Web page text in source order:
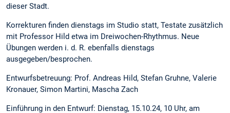
dieser Stadt.
Korrekturen finden dienstags im Studio statt, Testate zusätzlich
mit Professor Hild etwa im Dreiwochen-Rhythmus. Neue
Übungen werden i. d. R. ebenfalls dienstags
ausgegeben/besprochen.
Entwurfsbetreuung: Prof. Andreas Hild, Stefan Gruhne, Valerie
Kronauer, Simon Martini, Mascha Zach
Einführung in den Entwurf: Dienstag, 15.10.24, 10 Uhr, am